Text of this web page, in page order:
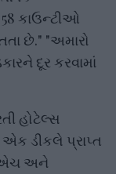
કાઉન્ટીઓ
છે." "અમારો
દૂર કરવામાં
હોટેલ્સ
એક ડીકલે પ્રાપ્ત
અને